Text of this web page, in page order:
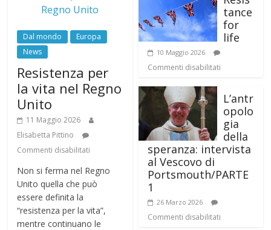
Dal mondo
Europa
News
Resistenza per
la vita nel Regno
Unito
11 Maggio 2026
Elisabetta Pittino
Commenti disabilitati
Non si ferma nel Regno
Unito quella che può
essere definita la
“resistenza per la vita”,
mentre continuano le
tance
for
life
10 Maggio 2026
Commenti disabilitati
L’antr
opolo
gia
della
speranza: intervista
al Vescovo di
Portsmouth/PARTE
1
26 Marzo 2026
Commenti disabilitati